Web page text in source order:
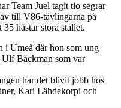
Team Juel tagit tio segrar
till V86-tävlingarna på
hästar stora stallet.
i Umeå där hon som ung
Ulf Bäckman som var
har det blivit jobb hos
Kari Lähdekorpi och